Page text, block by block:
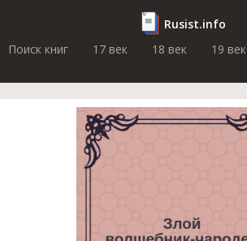
Rusist.info
Поиск книг
17 век 18 век 19 век